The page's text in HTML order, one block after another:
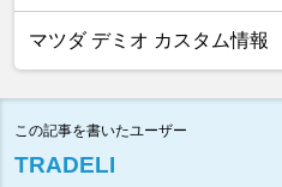
マツダ デミオ カスタム情報
この記事を書いたユーザー
TRADELI